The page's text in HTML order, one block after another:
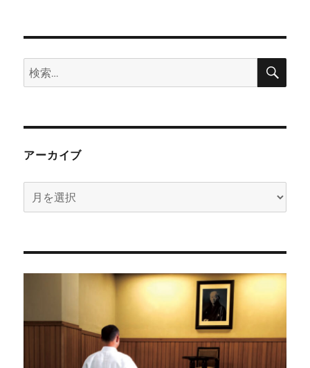
検
索:
検
アーカイブ
ー
イ